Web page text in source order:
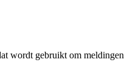
wordt gebruikt om meldingen